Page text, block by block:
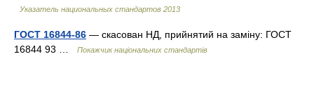
Указатель национальных стандартов 2013
ГОСТ 16844-86 — скасован НД, прийнятий на заміну: ГОСТ
16844 93 …
Покажчик національних стандартів